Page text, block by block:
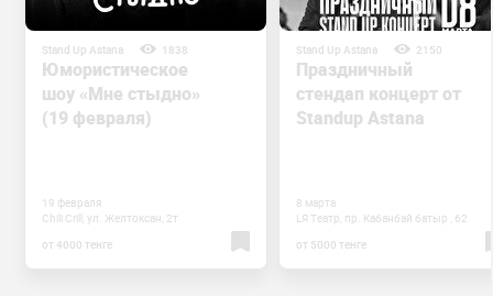
Stand Up Astana 1838
Юмористическое
шоу «Мне стыдно»
(19 февраля)
19 февраля
Chili Crill, ул. Желтоксан, 2т
от 4000 тенге
Stand Up Astana 2150
Праздничный
стендап концерт от
Standup Astana
8 марта
LЯ Театр, пр. ​​Кабанбай батыр , 62
от 5000 тенге